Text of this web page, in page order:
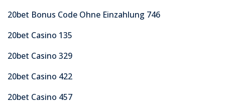
20bet Bonus Code Ohne Einzahlung 746
20bet Casino 135
20bet Casino 329
20bet Casino 422
20bet Casino 457